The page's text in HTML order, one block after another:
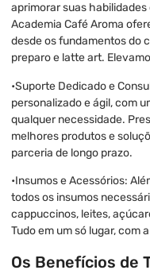
aprimorar suas
Academia Café Aroma
desde os fundamentos do
preparo e latte art.
•Suporte Dedicado e
personalizado e ágil, com
qualquer necessidade.
melhores produtos e
parceria de longo prazo.
•Insumos e Acessórios:
todos os insumos
cappuccinos, leites,
Tudo em um só lugar, com
Os Benefícios de